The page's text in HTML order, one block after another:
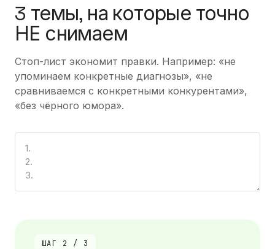
3 темы, на которые точно
НЕ снимаем
Стоп-лист экономит правки. Например: «не
упоминаем конкретные диагнозы», «не
сравниваемся с конкретными конкурентами»,
«без чёрного юмора».
ШАГ 2 / 3